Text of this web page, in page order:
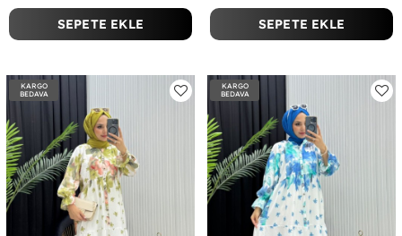
SEPETE EKLE SEPETE EKLE
KARGO
BEDAVA
KARGO
BEDAVA